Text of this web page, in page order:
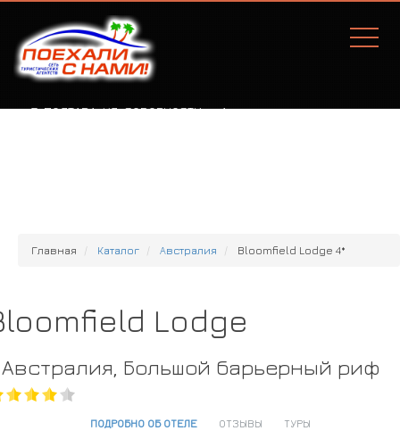
Г. ПОЛТАВА, УЛ. СОБОРНОСТИ, 77А
Главная Каталог Австралия Bloomfield Lodge 4*
Lodge
Австралия, Большой барьерный риф
ПОДРОБНО ОБ ОТЕЛЕ ОТЗЫВЫ ТУРЫ